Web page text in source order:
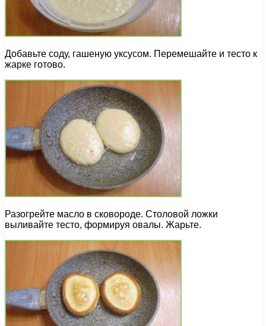
Добавьте соду, гашеную уксусом. Перемешайте и тесто к
жарке готово.
Разогрейте масло в сковороде. Столовой ложки
выливайте тесто, формируя овалы. Жарьте.